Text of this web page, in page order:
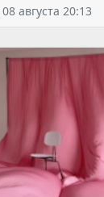
08 августа 20:13